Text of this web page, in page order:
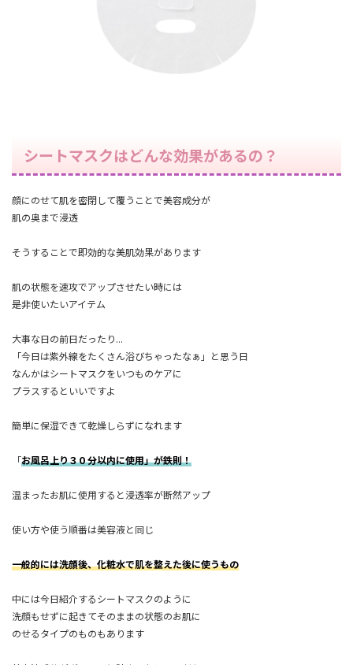
シートマスクはどんな効果があるの？
顔にのせて肌を密閉して覆うことで美容成分が
肌の奥まで浸透
そうすることで即効的な美肌効果があります
肌の状態を速攻でアップさせたい時には
是非使いたいアイテム
大事な日の前日だったり...
「今日は紫外線をたくさん浴びちゃったなぁ」と思う日
なんかはシートマスクをいつものケアに
プラスするといいですよ
簡単に保湿できて乾燥しらずになれます
「お風呂上り３０分以内に使用」が鉄則！
温まったお肌に使用すると浸透率が断然アップ
使い方や使う順番は美容液と同じ
一般的には洗顔後、化粧水で肌を整えた後に使うもの
中には今日紹介するシートマスクのように
洗顔もせずに起きてそのままの状態のお肌に
のせるタイプのものもあります